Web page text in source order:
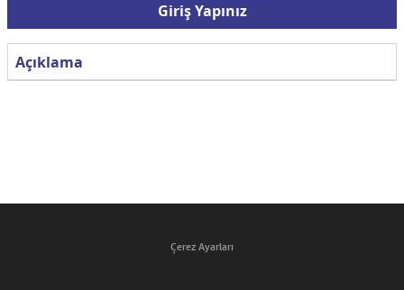
Giriş Yapınız
Açıklama
Çerez Ayarları